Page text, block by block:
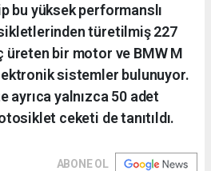
bu yüksek performanslı
türetilmiş 227
üreten bir motor ve BMW M
sistemler bulunuyor.
ayrıca yalnızca 50 adet
ceketi de tanıtıldı.
ABONE OL